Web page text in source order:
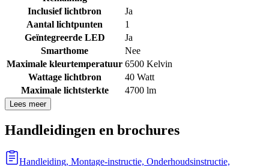
Inclusief lichtbron
Ja
Aantal lichtpunten
1
Geïntegreerde LED
Ja
Smarthome
Nee
Maximale kleurtemperatuur 6500 Kelvin
Wattage lichtbron
40 Watt
Maximale lichtsterkte
4700 lm
Lees meer
Handleidingen en brochures
Handleiding, Montage-instructie, Onderhoudsinstructie,